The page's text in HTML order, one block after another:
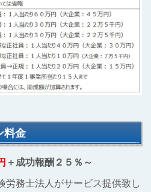
料金
＋成功報酬２５％～
労務士法人がサービス提供致し